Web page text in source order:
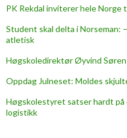
PK Rekdal inviterer hele Norge
Student skal delta i
atletisk
Høgskoledirektør Øyvind
Oppdag Julneset: Moldes
Høgskolestyret satser hardt
logistikk